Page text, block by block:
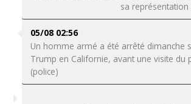
sa
05/08 02:56
Un homme armé a été arrêté dimanche
Trump en Californie, avant une visite du
(police)